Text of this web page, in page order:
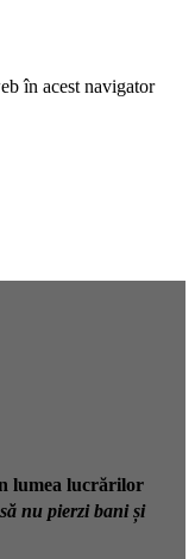
în acest navigator
lumea lucrărilor
nu pierzi bani și